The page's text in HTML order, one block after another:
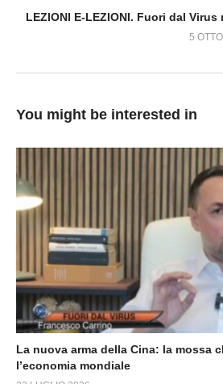
LEZIONI E-LEZIONI. Fuori dal Virus
5
You might be interested in
La nuova arma della Cina: la mossa
l’economia mondiale